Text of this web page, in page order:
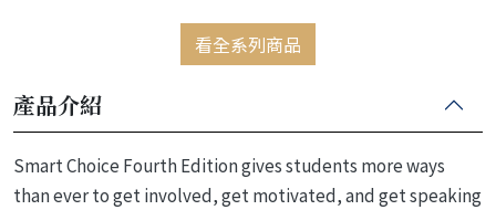
& On the Move) (密碼銀漆
一經刮開，恕不退換)
看全系列商品
產品介紹
Smart Choice Fourth Edition gives students more ways
than ever to get involved, get motivated, and get speaking